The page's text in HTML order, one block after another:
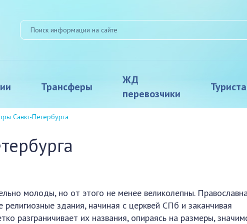
Трансферы
ЖД
перевозчики
Санкт-Петербурга
молоды, но от этого не менее великолепны.
религиозные здания, начиная с церквей СПб и заканчивая
разграничивает их названия, опираясь на размеры,